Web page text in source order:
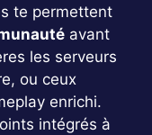
te permettent
avant
les serveurs
ou ceux
enrichi.
intégrés à